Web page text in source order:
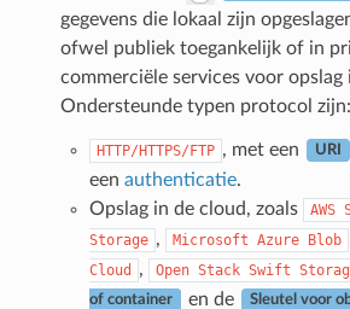
gegevens die lokaal zijn
ofwel publiek toegankelijk of in
commerciële services voor opslag
Ondersteunde typen protocol zijn:
HTTP/HTTPS/FTP , met een URI
een authenticatie.
Opslag in de cloud, zoals
AWS
Storage , Microsoft Azure Blob
Cloud
, Open Stack Swift
of container en de Sleutel voor